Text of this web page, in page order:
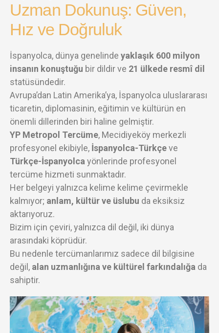
Uzman Dokunuş: Güven,
Hız ve Doğruluk
İspanyolca, dünya genelinde yaklaşık 600 milyon
insanın konuştuğu bir dildir ve 21 ülkede resmî dil
statüsündedir.
Avrupa’dan Latin Amerika’ya, İspanyolca uluslararası
ticaretin, diplomasinin, eğitimin ve kültürün en
önemli dillerinden biri haline gelmiştir.
YP Metropol Tercüme, Mecidiyeköy merkezli
profesyonel ekibiyle, İspanyolca-Türkçeve
Türkçe-İspanyolca yönlerinde profesyonel
tercüme hizmeti sunmaktadır.
Her belgeyi yalnızca kelime kelime çevirmekle
kalmıyor; anlam, kültür ve üslubu da eksiksiz
aktarıyoruz.
Bizim için çeviri, yalnızca dil değil, iki dünya
arasındaki köprüdür.
Bu nedenle tercümanlarımız sadece dil bilgisine
değil, alan uzmanlığına ve kültürel farkındalığa da
sahiptir.